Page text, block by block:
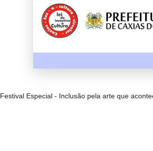
Festival Especial - Inclusão pela arte que